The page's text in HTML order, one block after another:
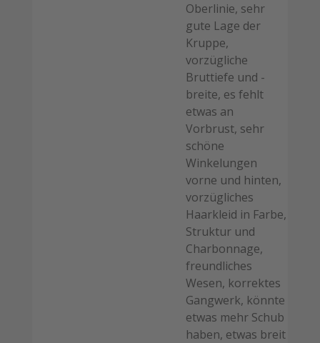
Oberlinie, sehr
gute Lage der
Kruppe,
vorzügliche
Bruttiefe und -
breite, es fehlt
etwas an
Vorbrust, sehr
schöne
Winkelungen
vorne und hinten,
vorzügliches
Haarkleid in Farbe,
Struktur und
Charbonnage,
freundliches
Wesen, korrektes
Gangwerk, könnte
etwas mehr Schub
haben, etwas breit